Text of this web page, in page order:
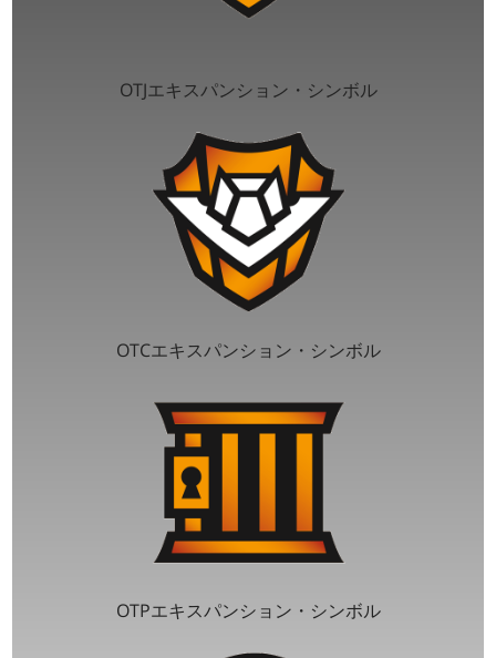
OTJエキスパンション・シンボル
OTCエキスパンション・シンボル
OTPエキスパンション・シンボル